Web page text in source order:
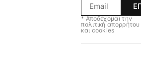
* Αποδέχομαι την
πολιτική απορρήτου
και cookies